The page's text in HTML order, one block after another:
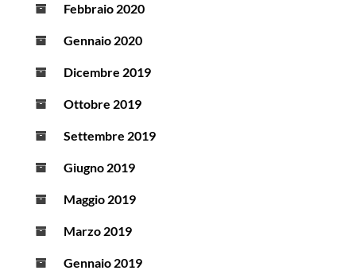
Febbraio 2020
Gennaio 2020
Dicembre 2019
Ottobre 2019
Settembre 2019
Giugno 2019
Maggio 2019
Marzo 2019
Gennaio 2019